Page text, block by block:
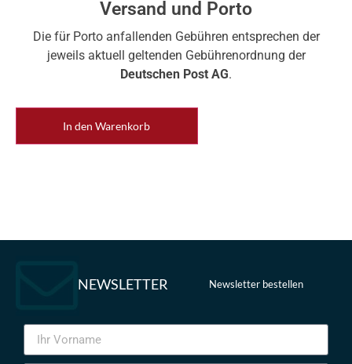
Versand und Porto
Die für Porto anfallenden Gebühren entsprechen der
jeweils aktuell geltenden Gebührenordnung der
Deutschen Post AG.
In den Warenkorb
NEWSLETTER Newsletter bestellen